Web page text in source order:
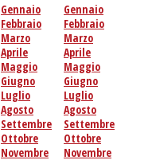
Gennaio
Febbraio
Marzo
Aprile
Maggio
Giugno
Luglio
Agosto
Settembre
Ottobre
Novembre
Gennaio
Febbraio
Marzo
Aprile
Maggio
Giugno
Luglio
Agosto
Settembre
Ottobre
Novembre